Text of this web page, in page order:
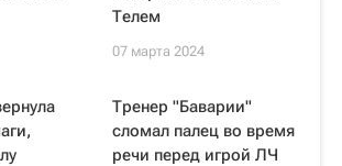
Телем
07 марта 2024
Тренер "Баварии"
сломал палец во время
речи перед игрой ЛЧ